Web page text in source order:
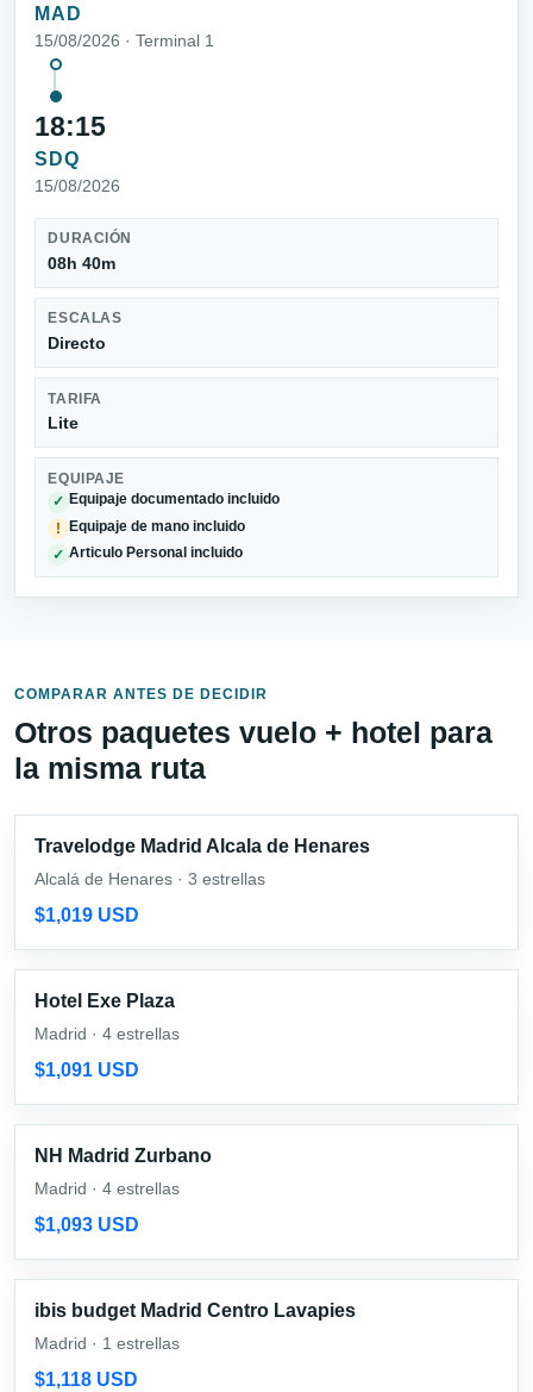
MAD
15/08/2026 · Terminal 1
18:15
SDQ
15/08/2026
DURACIÓN
08h 40m
ESCALAS
Directo
TARIFA
Lite
EQUIPAJE
✓ Equipaje documentado incluido
! Equipaje de mano incluido
✓ Articulo Personal incluido
COMPARAR ANTES DE DECIDIR
Otros paquetes vuelo + hotel para
la misma ruta
Travelodge Madrid Alcala de Henares
Alcalá de Henares · 3 estrellas
$1,019 USD
Hotel Exe Plaza
Madrid · 4 estrellas
$1,091 USD
NH Madrid Zurbano
Madrid · 4 estrellas
$1,093 USD
ibis budget Madrid Centro Lavapies
Madrid · 1 estrellas
$1,118 USD